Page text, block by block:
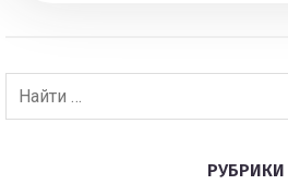
РУБРИКИ